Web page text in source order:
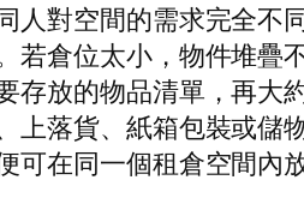
對空間的需求完全不
倉位太小，物件堆疊
放的物品清單，再大
落貨、紙箱包裝或儲
在同一個租倉空間內